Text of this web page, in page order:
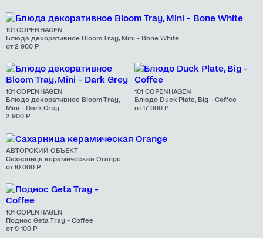
101 COPENHAGEN
Блюда декоративное Bloom Tray, Mini - Bone White
от 2 900 Р
101 COPENHAGEN
Блюдо декоративное Bloom Tray,
Mini - Dark Grey
2 900 Р
101 COPENHAGEN
Блюдо Duck Plate, Big - Coffee
от 17 000 Р
АВТОРСКИЙ ОБЪЕКТ
Сахарница керамическая Orange
от 10 000 Р
101 COPENHAGEN
Поднос Geta Tray - Coffee
от 9 100 Р